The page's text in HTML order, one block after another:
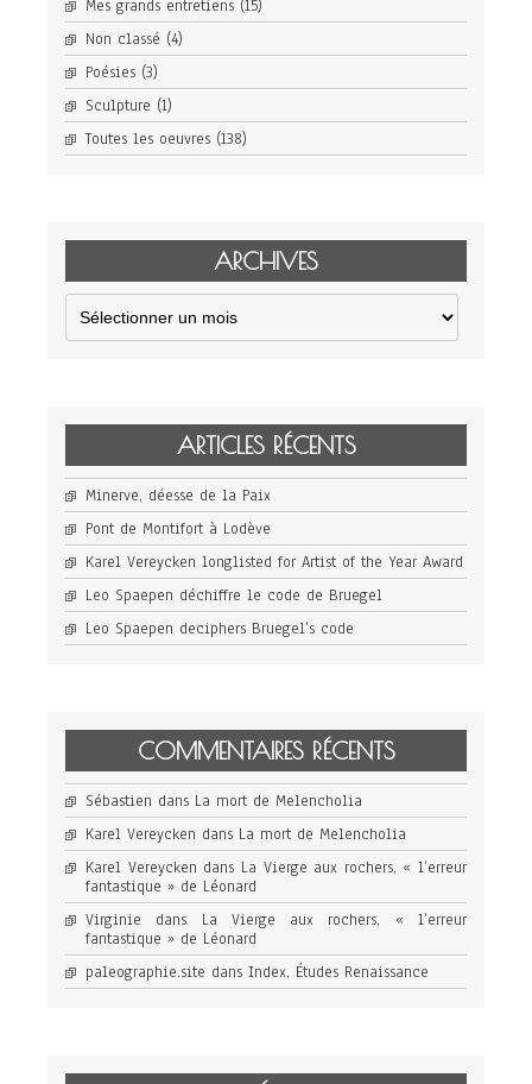
Mes grands entretiens (15)
Non classé (4)
Poésies (3)
Sculpture (1)
Toutes les oeuvres (138)
ARCHIVES
Archives
ARTICLES RÉCENTS
Minerve, déesse de la Paix
Pont de Montifort à Lodève
Karel Vereycken longlisted for Artist of the Year Award
Leo Spaepen déchiffre le code de Bruegel
Leo Spaepen deciphers Bruegel’s code
COMMENTAIRES RÉCENTS
Sébastien dans La mort de Melencholia
Karel Vereycken dans La mort de Melencholia
Karel Vereycken dans La Vierge aux rochers, « l’erreur
fantastique » de Léonard
Virginie dans La Vierge aux rochers, « l’erreur
fantastique » de Léonard
paleographie.site dans Index, Études Renaissance